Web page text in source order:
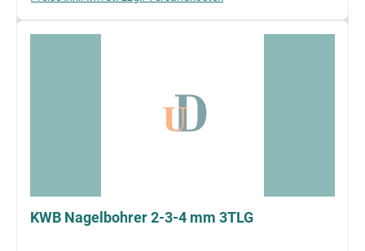
KWB Nagelbohrer 2-3-4 mm 3TLG